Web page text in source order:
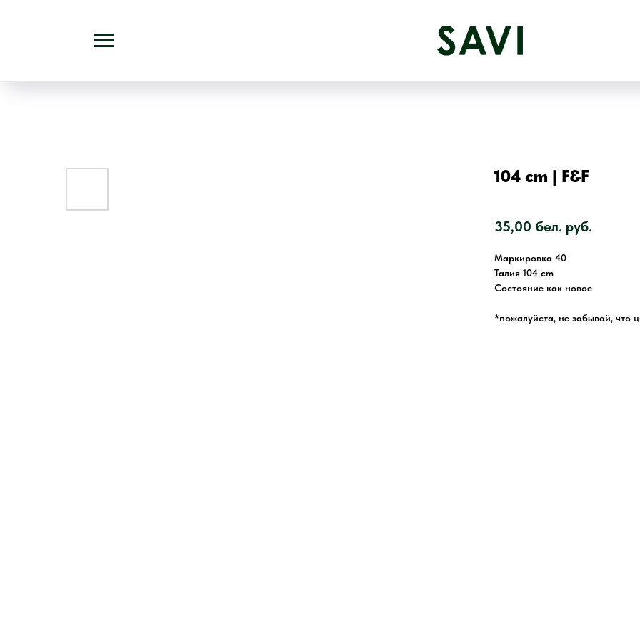
104 cm | F&F
35,00 бел. руб.
Маркировка 40
Талия 104 cm
Состояние как новое
*пожалуйста, не забывай, что